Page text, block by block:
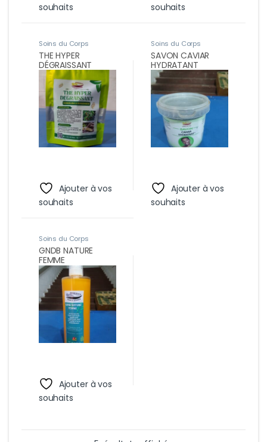
souhaits
souhaits
Soins du Corps
THE HYPER
DÉGRAISSANT
Ajouter à vos
souhaits
Soins du Corps
SAVON CAVIAR
HYDRATANT
Ajouter à vos
souhaits
Soins du Corps
GNDB NATURE
FEMME
Ajouter à vos
souhaits